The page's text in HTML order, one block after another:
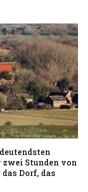
Stunden von
Dorf, das